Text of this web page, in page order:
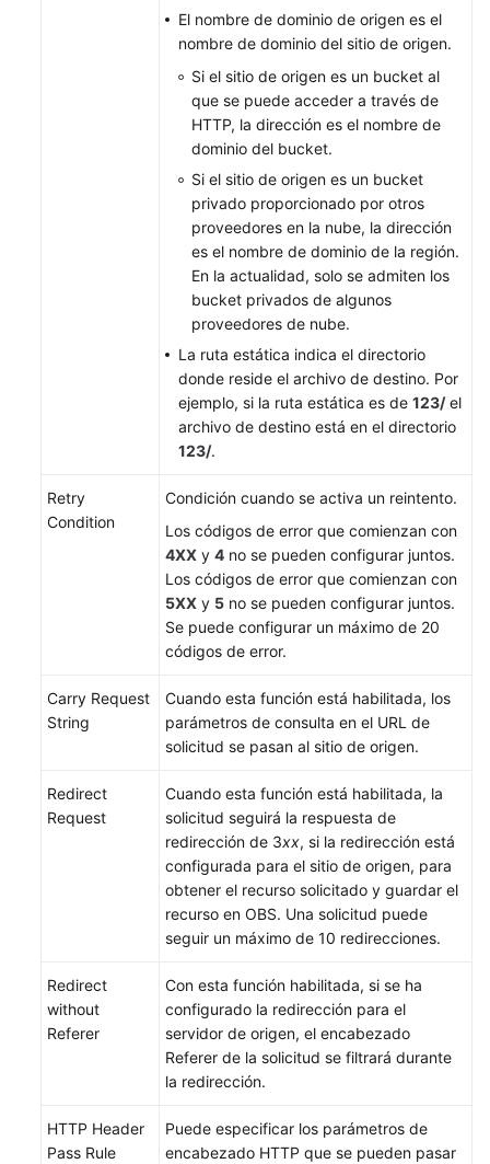
El nombre de dominio de origen es el
nombre de dominio del sitio de origen.
Si el sitio de origen es un bucket al
que se puede acceder a través de
HTTP, la dirección es el nombre de
dominio del bucket.
Si el sitio de origen es un bucket
privado proporcionado por otros
proveedores en la nube, la dirección
es el nombre de dominio de la región.
En la actualidad, solo se admiten los
bucket privados de algunos
proveedores de nube.
La ruta estática indica el directorio
donde reside el archivo de destino. Por
ejemplo, si la ruta estática es de 123/el
archivo de destino está en el directorio
123/.
Retry
Condition
Condición cuando se activa un reintento.
Los códigos de error que comienzan con
4XX y 4 no se pueden configurar juntos.
Los códigos de error que comienzan con
5XX y 5 no se pueden configurar juntos.
Se puede configurar un máximo de 20
códigos de error.
Carry Request
String
Cuando esta función está habilitada, los
parámetros de consulta en el URL de
solicitud se pasan al sitio de origen.
Redirect
Request
Cuando esta función está habilitada, la
solicitud seguirá la respuesta de
redirección de 3xx, si la redirección está
configurada para el sitio de origen, para
obtener el recurso solicitado y guardar el
recurso en OBS. Una solicitud puede
seguir un máximo de 10 redirecciones.
Redirect
without
Referer
Con esta función habilitada, si se ha
configurado la redirección para el
servidor de origen, el encabezado
Referer de la solicitud se filtrará durante
la redirección.
HTTP Header
Pass Rule
Puede especificar los parámetros de
encabezado HTTP que se pueden pasar